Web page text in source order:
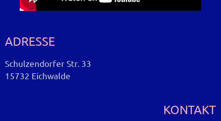
ADRESSE
Schulzendorfer Str. 33
15732 Eichwalde
KONTAKT